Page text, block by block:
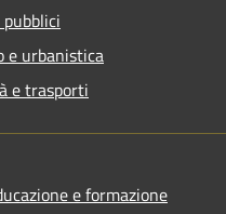
e urbanistica
e trasporti
e formazione